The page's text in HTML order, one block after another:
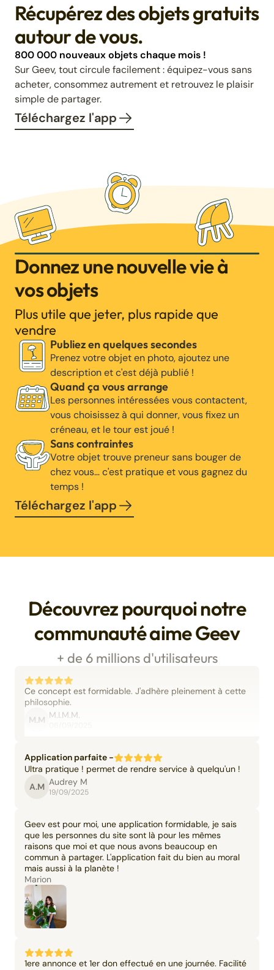
Récupérez des objets gratuits
autour de vous.
800 000 nouveaux objets chaque mois !
Sur Geev, tout circule facilement : équipez-vous sans
acheter, consommez autrement et retrouvez le plaisir
simple de partager.
Téléchargez l'app
Donnez une nouvelle vie à
vos objets
Plus utile que jeter, plus rapide que
vendre
Publiez en quelques secondes
Prenez votre objet en photo, ajoutez une
description et c'est déjà publié !
Quand ça vous arrange
Les personnes intéressées vous contactent,
vous choisissez à qui donner, vous fixez un
créneau, et le tour est joué !
Sans contraintes
Votre objet trouve preneur sans bouger de
chez vous… c'est pratique et vous gagnez du
temps !
Téléchargez l'app
Découvrez pourquoi notre
communauté aime Geev
+ de 6 millions d'utilisateurs
Ce concept est formidable. J'adhère pleinement à cette
philosophie.
M.M M.I.M.M.
Application parfaite -
Ultra pratique ! permet de rendre service à quelqu'un !
A.M Audrey M
19/09/2025
Geev est pour moi, une application formidable, je sais
que les personnes du site sont là pour les mêmes
raisons que moi et que nous avons beaucoup en
commun à partager. L'application fait du bien au moral
mais aussi à la planète !
Marion
1ere annonce et 1er don effectué en une journée. Facilité